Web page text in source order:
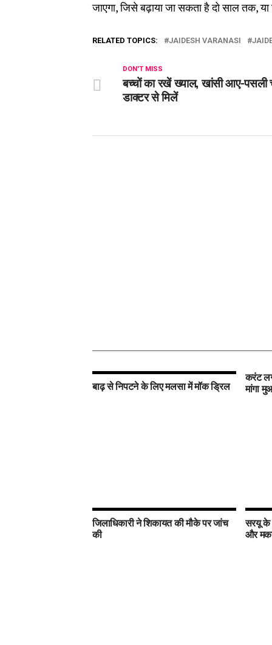
जाएगा, जिसे बढ़ाया जा सकता है दो साल तक, या
RELATED TOPICS: JAIDESH VARANASI
DON'T MISS
बच्चों का रखें ख्याल, खांसी आए-पसली
डाक्टर से मिलें
बाढ़ से निपटने के लिए मलसा में मॉक ड्रिल
करंट
मांगा
जिलाधिकारी ने शिकायत की मौके पर जांच
की
सरयू के
और